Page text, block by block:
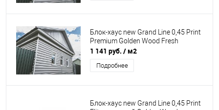
Блок-хаус new Grand Line 0,45 Print
Premium Golden Wood Fresh
1 141 руб. / м2
Подробнее
Блок-хаус new Grand Line 0,45 Print